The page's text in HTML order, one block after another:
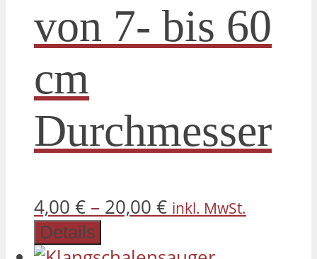
von 7- bis 60
cm
Durchmesser
4,00 € – 20,00 € inkl. MwSt.
Details